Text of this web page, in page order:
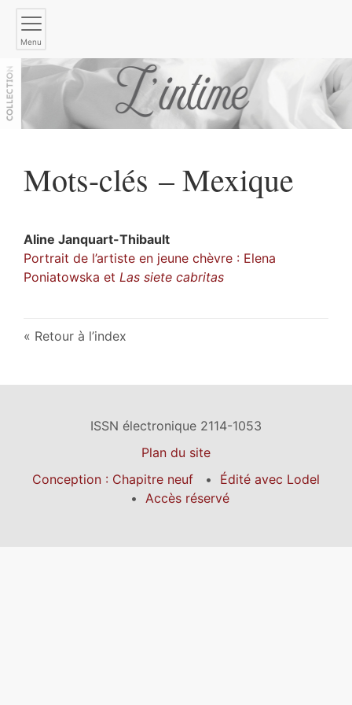
Menu
Mots-clés – Mexique
Aline Janquart-Thibault
Portrait de l’artiste en jeune chèvre : Elena
Poniatowska et Las siete cabritas
Retour à l’index
ISSN électronique 2114-1053
Plan du site
Conception : Chapitre neuf
Édité avec Lodel
Accès réservé